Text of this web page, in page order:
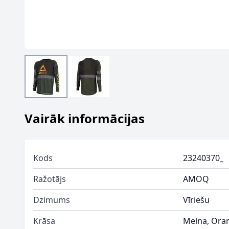
Vairāk informācijas
Kods
23240370_
Ražotājs
AMOQ
Dzimums
Vīriešu
Krāsa
Melna,